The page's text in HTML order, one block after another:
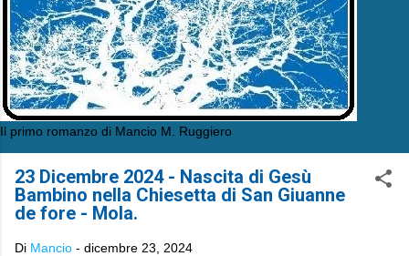
Il primo romanzo di Mancio M. Ruggiero
23 Dicembre 2024 - Nascita di Gesù
Bambino nella Chiesetta di San Giuanne
de fore - Mola.
Di Mancio - dicembre 23, 2024